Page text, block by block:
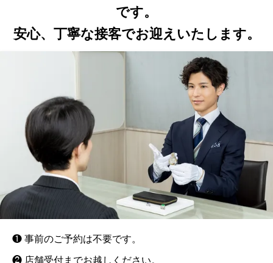
です。
安心、丁寧な接客でお迎えいたします。
❶ 事前のご予約は不要です。
❷ 店舗受付までお越しください。